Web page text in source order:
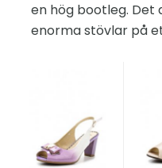
en hög bootleg. Det
enorma stövlar på